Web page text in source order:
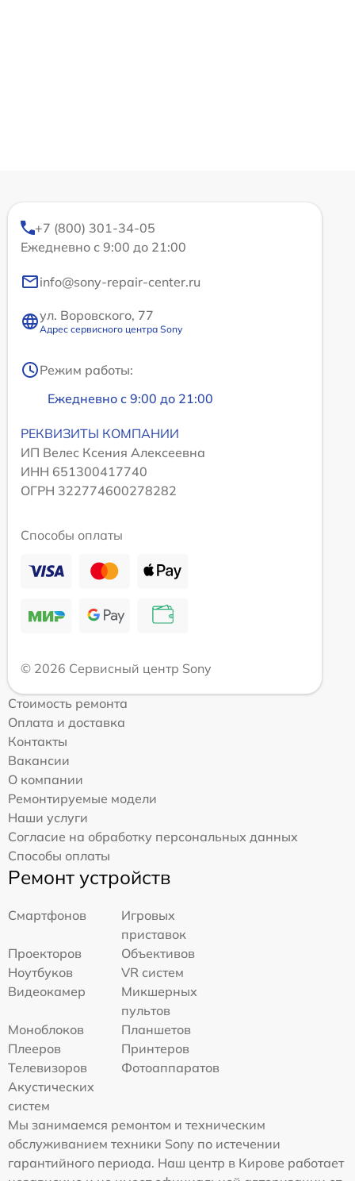
+7 (800) 301-34-05
Ежедневно с 9:00 до 21:00
info@sony-repair-center.ru
ул. Воровского, 77
Адрес сервисного центра Sony
Режим работы:
Ежедневно с 9:00 до 21:00
РЕКВИЗИТЫ КОМПАНИИ
ИП Велес Ксения Алексеевна
ИНН 651300417740
ОГРН 322774600278282
Способы оплаты
© 2026 Сервисный центр Sony
Стоимость ремонта
Оплата и доставка
Контакты
Вакансии
О компании
Ремонтируемые модели
Наши услуги
Согласие на обработку персональных данных
Способы оплаты
Ремонт устройств
Смартфонов
Игровых
приставок
Проекторов
Объективов
Ноутбуков
VR систем
Видеокамер
Микшерных
пультов
Моноблоков
Планшетов
Плееров
Принтеров
Телевизоров
Фотоаппаратов
Акустических
систем
Мы занимаемся ремонтом и техническим
обслуживанием техники Sony по истечении
гарантийного периода. Наш центр в Кирове работает